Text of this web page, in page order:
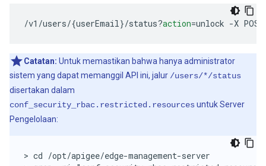
/v1/users/{userEmail}/status?action=unlock -X
Catatan: Untuk memastikan bahwa hanya administrator
sistem yang dapat memanggil API ini, jalur /users/*/status
disertakan dalam
conf_security_rbac.restricted.resourcesuntuk Server
Pengelolaan:
> cd /opt/apigee/edge-management-server